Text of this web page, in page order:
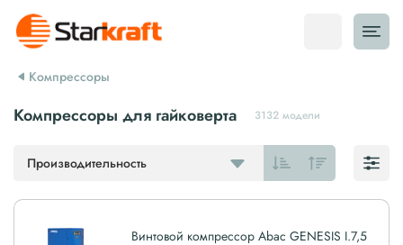
Компрессоры
Компрессоры для гайковерта 3132 модели
Производительность
Винтовой компрессор Abac GENESIS I.7,5